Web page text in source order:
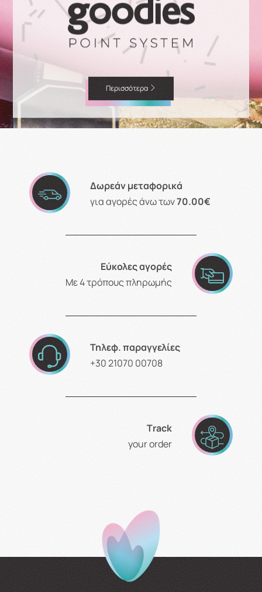
Περισσότερα
Δωρεάν μεταφορικά
για αγορές άνω των70.00€
Εύκολες αγορές
Με 4 τρόπους πληρωμής
Τηλεφ. παραγγελίες
+30 21070 00708
Τrack
your order